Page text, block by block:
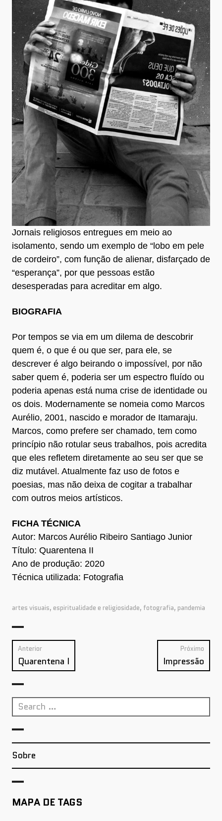
Jornais religiosos entregues em meio ao
isolamento, sendo um exemplo de “lobo em pele
de cordeiro”, com função de alienar, disfarçado de
“esperança”, por que pessoas estão
desesperadas para acreditar em algo.
BIOGRAFIA
Por tempos se via em um dilema de descobrir
quem é, o que é ou que ser, para ele, se
descrever é algo beirando o impossível, por não
saber quem é, poderia ser um espectro fluído ou
poderia apenas está numa crise de identidade ou
os dois. Modernamente se nomeia como Marcos
Aurélio, 2001, nascido e morador de Itamaraju.
Marcos, como prefere ser chamado, tem como
princípio não rotular seus trabalhos, pois acredita
que eles refletem diretamente ao seu ser que se
diz mutável. Atualmente faz uso de fotos e
poesias, mas não deixa de cogitar a trabalhar
com outros meios artísticos.
FICHA TÉCNICA
Autor: Marcos Aurélio Ribeiro Santiago Junior
Título: Quarentena II
Ano de produção: 2020
Técnica utilizada: Fotografia
artes visuais, espiritualidade e religiosidade, fotografia, pandemia
Post
navigation
Anterior
Anterior:
Quarentena I
Próximo
Impressão
Search
for:
Sobre
MAPA DE TAGS